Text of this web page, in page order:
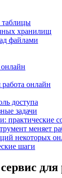
таблицы
хранилищ
файлами
онлайн
доступа
задачи
практические
меняет
некоторых
шаги